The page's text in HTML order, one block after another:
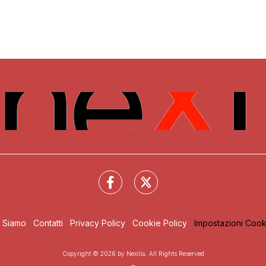
Siamo Contatti Privacy Policy Cookie Policy Impostazioni
Copyright © 2026 by Nexilia. All Rights Reserved